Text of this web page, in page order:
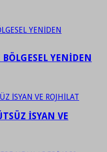
YENİDEN
İSYAN VE